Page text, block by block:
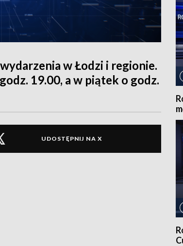
w Łodzi i regionie.
19.00, a w piątek o godz.
UDOSTĘPNIJ NA X